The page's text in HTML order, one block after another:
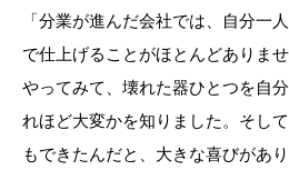
「分業が進んだ会社では、自分一
で仕上げることがほとんどありま
やってみて、壊れた器ひとつを自
れほど大変かを知りました。そし
もできたんだと、大きな喜びがあり